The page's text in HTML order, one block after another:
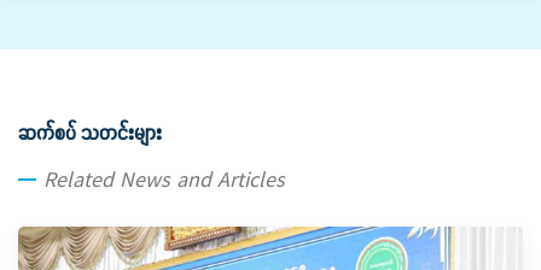
ဆက်စပ် သတင်းများ
Related News and Articles